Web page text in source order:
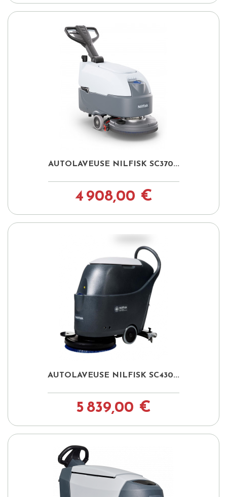
AUTOLAVEUSE NILFISK SC370...
4 908,00 €
AUTOLAVEUSE NILFISK SC430...
5 839,00 €